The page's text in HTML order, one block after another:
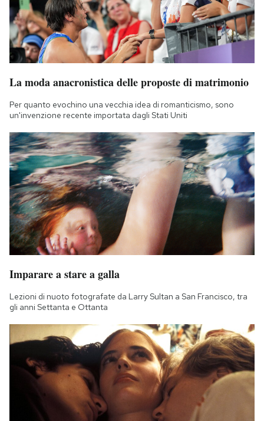
La moda anacronistica delle proposte di matrimonio
Per quanto evochino una vecchia idea di romanticismo, sono
un'invenzione recente importata dagli Stati Uniti
Imparare a stare a galla
Lezioni di nuoto fotografate da Larry Sultan a San Francisco, tra
gli anni Settanta e Ottanta